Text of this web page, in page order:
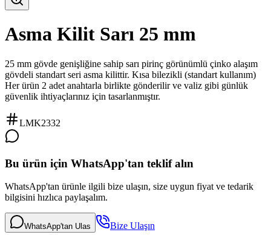
Asma Kilit Sarı 25 mm
25 mm gövde genişliğine sahip sarı pirinç görünümlü çinko alaşım
gövdeli standart seri asma kilittir. Kısa bilezikli (standart kullanım)
Her ürün 2 adet anahtarla birlikte gönderilir ve valiz gibi günlük
güvenlik ihtiyaçlarınız için tasarlanmıştır.
LMK2332
Bu ürün için WhatsApp'tan teklif alın
WhatsApp'tan ürünle ilgili bize ulaşın, size uygun fiyat ve tedarik
bilgisini hızlıca paylaşalım.
WhatsApp'tan Ulas Bize Ulaşın